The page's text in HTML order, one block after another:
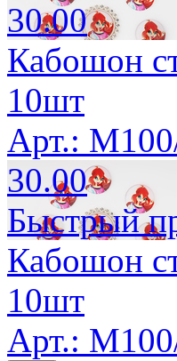
30.00
Кабошон
10шт
Арт.:
30.00
Быстрый
Кабошон
10шт
Арт.: